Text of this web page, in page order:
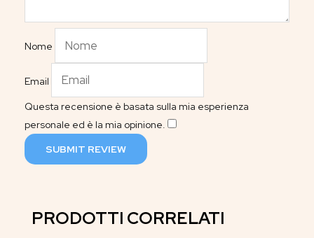
Nome
Email
Questa recensione è basata sulla mia esperienza
personale ed è la mia opinione.
SUBMIT REVIEW
PRODOTTI CORRELATI